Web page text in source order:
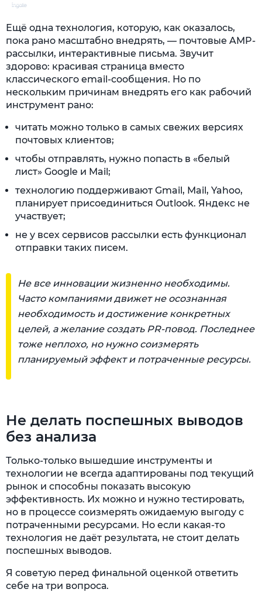
Ещё одна технология, которую, как оказалось,
пока рано масштабно внедрять, — почтовые AMP-
рассылки, интерактивные письма. Звучит
здорово: красивая страница вместо
классического email-сообщения. Но по
нескольким причинам внедрять его как рабочий
инструмент рано:
читать можно только в самых свежих версиях
почтовых клиентов;
чтобы отправлять, нужно попасть в «белый
лист» Google и Mail;
технологию поддерживают Gmail, Mail, Yahoo,
планирует присоединиться Outlook. Яндекс не
участвует;
не у всех сервисов рассылки есть функционал
отправки таких писем.
Не все инновации жизненно необходимы.
Часто компаниями движет не осознанная
необходимость и достижение конкретных
целей, а желание создать PR-повод. Последнее
тоже неплохо, но нужно соизмерять
планируемый эффект и потраченные ресурсы.
Не делать поспешных выводов
без анализа
Только-только вышедшие инструменты и
технологии не всегда адаптированы под текущий
рынок и способны показать высокую
эффективность. Их можно и нужно тестировать,
но в процессе соизмерять ожидаемую выгоду с
потраченными ресурсами. Но если какая-то
технология не даёт результата, не стоит делать
поспешных выводов.
Я советую перед финальной оценкой ответить
себе на три вопроса.